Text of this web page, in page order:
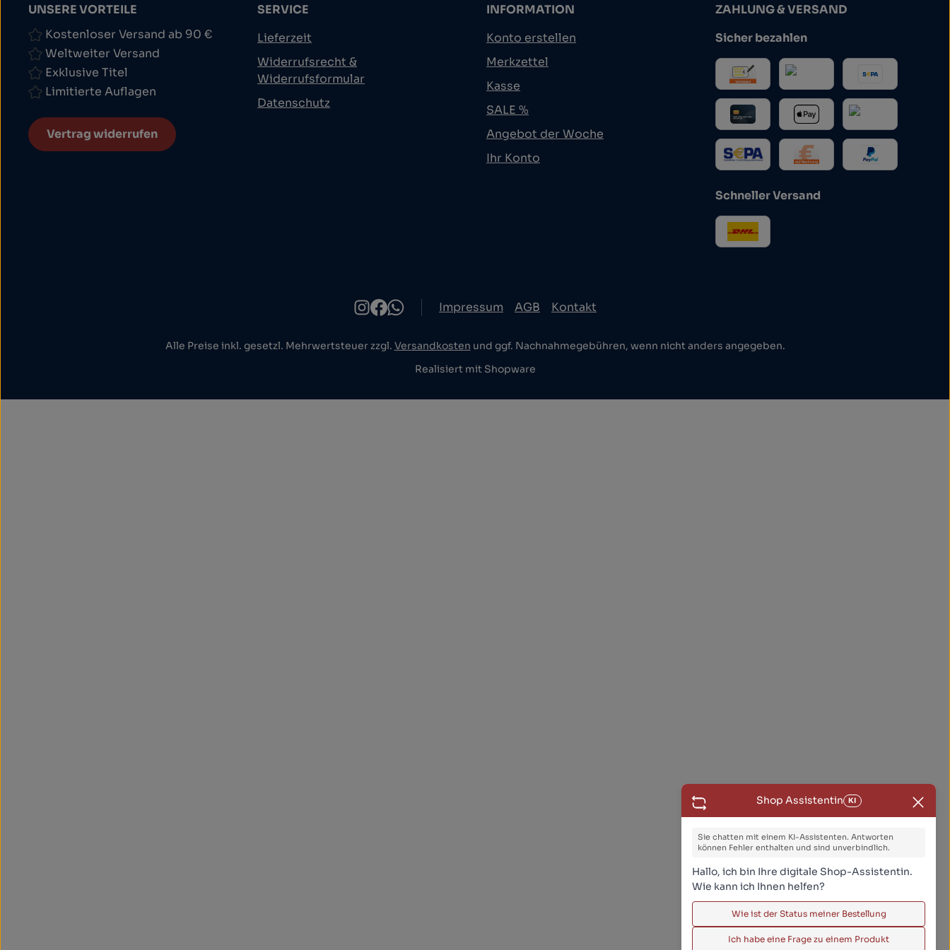
UNSERE VORTEILE
Kostenloser Versand ab 90 €
Weltweiter Versand
Exklusive Titel
Limitierte Auflagen
Vertrag widerrufen
SERVICE
Lieferzeit
Widerrufsrecht &
Widerrufsformular
Datenschutz
INFORMATION
Konto erstellen
Merkzettel
Kasse
SALE %
Angebot der Woche
Ihr Konto
ZAHLUNG & VERSAND
Sicher bezahlen
Schneller Versand
Impressum AGB Kontakt
Alle Preise inkl. gesetzl. Mehrwertsteuer zzgl. Versandkosten und ggf. Nachnahmegebühren, wenn nicht anders angegeben.
Realisiert mit Shopware
Shop Assistentin KI
Sie chatten mit einem KI-Assistenten. Antworten
können Fehler enthalten und sind unverbindlich.
Hallo, ich bin Ihre digitale Shop-Assistentin.
Wie kann ich Ihnen helfen?
Wie ist der Status meiner Bestellung
Ich habe eine Frage zu einem Produkt